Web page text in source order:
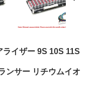
イザー 9S 10S 11S
ンサー リチウムイオ